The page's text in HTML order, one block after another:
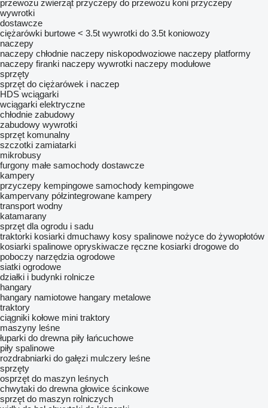
przewozu zwierząt przyczepy do przewozu koni przyczepy
wywrotki
dostawcze
ciężarówki burtowe < 3.5t wywrotki do 3.5t koniowozy
naczepy
naczepy chłodnie naczepy niskopodwoziowe naczepy platformy
naczepy firanki naczepy wywrotki naczepy modułowe
sprzęty
sprzęt do ciężarówek i naczep
HDS wciągarki
wciągarki elektryczne
chłodnie zabudowy
zabudowy wywrotki
sprzęt komunalny
szczotki zamiatarki
mikrobusy
furgony małe samochody dostawcze
kampery
przyczepy kempingowe samochody kempingowe
kampervany półzintegrowane kampery
transport wodny
katamarany
sprzęt dla ogrodu i sadu
traktorki kosiarki dmuchawy kosy spalinowe nożyce do żywopłotów
kosiarki spalinowe opryskiwacze ręczne kosiarki drogowe do
poboczy narzędzia ogrodowe
siatki ogrodowe
działki i budynki rolnicze
hangary
hangary namiotowe hangary metalowe
traktory
ciągniki kołowe mini traktory
maszyny leśne
łuparki do drewna piły łańcuchowe
piły spalinowe
rozdrabniarki do gałęzi mulczery leśne
sprzęty
osprzęt do maszyn leśnych
chwytaki do drewna głowice ścinkowe
sprzęt do maszyn rolniczych